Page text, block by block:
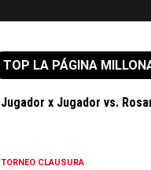
TOP LA PÁGINA
Jugador x Jugador vs.
TORNEO CLAUSURA